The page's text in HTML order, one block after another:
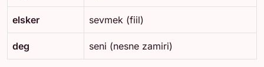
elsker sevmek (fiil)
deg seni (nesne zamiri)